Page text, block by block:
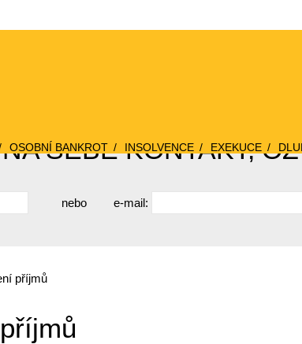
OSOBNÍ BANKROT INSOLVENCE EXEKUCE
SEBE KONTAKT,
nebo e-mail:
příjmů